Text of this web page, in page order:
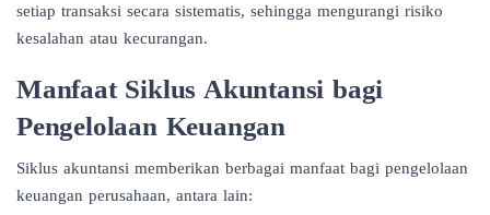
setiap transaksi secara sistematis, sehingga mengurangi risiko
kesalahan atau kecurangan.
Manfaat Siklus Akuntansi bagi
Pengelolaan Keuangan
Siklus akuntansi memberikan berbagai manfaat bagi pengelolaan
keuangan perusahaan, antara lain: